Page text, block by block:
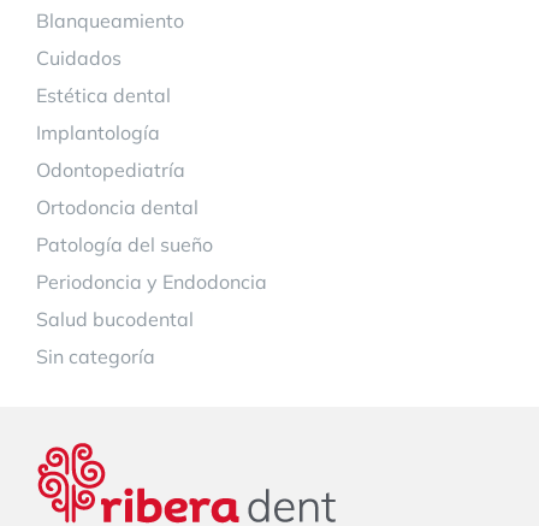
Blanqueamiento
Cuidados
Estética dental
Implantología
Odontopediatría
Ortodoncia dental
Patología del sueño
Periodoncia y Endodoncia
Salud bucodental
Sin categoría